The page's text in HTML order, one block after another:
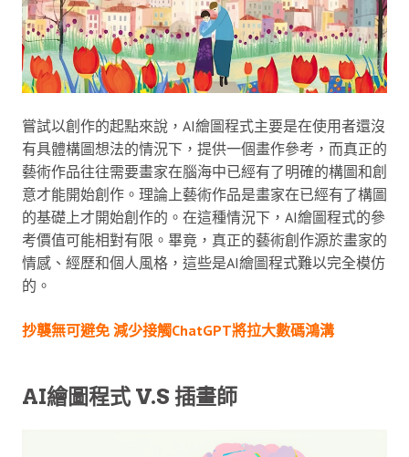
嘗試以創作的起點來說，AI繪圖程式主要是在使用者還沒
有具體構圖想法的情況下，提供一個畫作參考，而真正的
藝術作品往往需要畫家在腦海中已經有了明確的構圖和創
意才能開始創作。理論上藝術作品是畫家在已經有了構圖
的基礎上才開始創作的。在這種情況下，AI繪圖程式的參
考價值可能相對有限。畢竟，真正的藝術創作源於畫家的
情感、經歷和個人風格，這些是AI繪圖程式難以完全模仿
的。
抄襲無可避免 減少接觸ChatGPT將拉大數碼鴻溝
AI繪圖程式 V.S 插畫師